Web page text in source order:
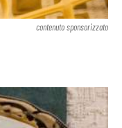
contenuto sponsorizzato